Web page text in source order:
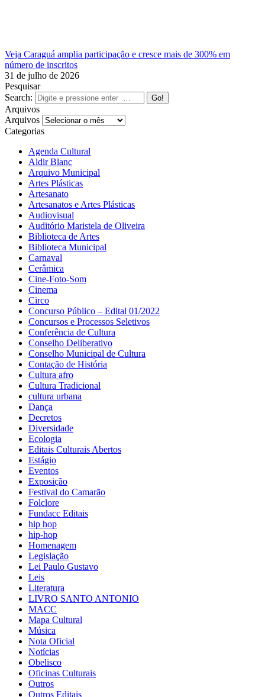
Veja Caraguá amplia participação e cresce mais de 300% em
número de inscritos
31 de julho de 2026
Pesquisar
Search:
Arquivos
Arquivos
Categorias
Agenda Cultural
Aldir Blanc
Arquivo Municipal
Artes Plásticas
Artesanato
Artesanatos e Artes Plásticas
Audiovisual
Auditório Maristela de Oliveira
Biblioteca de Artes
Biblioteca Municipal
Carnaval
Cerâmica
Cine-Foto-Som
Cinema
Circo
Concurso Público – Edital 01/2022
Concursos e Processos Seletivos
Conferência de Cultura
Conselho Deliberativo
Conselho Municipal de Cultura
Contação de História
Cultura afro
Cultura Tradicional
cultura urbana
Dança
Decretos
Diversidade
Ecologia
Editais Culturais Abertos
Estágio
Eventos
Exposição
Festival do Camarão
Folclore
Fundacc Editais
hip hop
hip-hop
Homenagem
Legislação
Lei Paulo Gustavo
Leis
Literatura
LIVRO SANTO ANTONIO
MACC
Mapa Cultural
Música
Nota Oficial
Notícias
Obelisco
Oficinas Culturais
Outros
Outros Editais